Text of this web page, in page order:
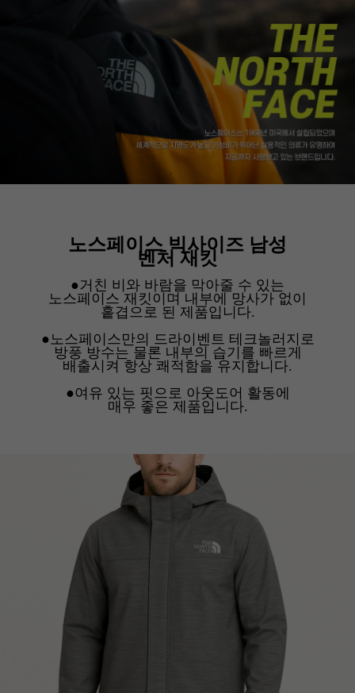
노스페이스 빅사이즈 남성
벤처 재킷
●거친 비와 바람을 막아줄 수 있는
노스페이스 재킷이며 내부에 망사가 없이
홑겹으로 된 제품입니다.
●노스페이스만의 드라이벤트 테크놀러지로
방풍 방수는 물론 내부의 습기를 빠르게
배출시켜 항상 쾌적함을 유지합니다.
●여유 있는 핏으로 아웃도어 활동에
매우 좋은 제품입니다.